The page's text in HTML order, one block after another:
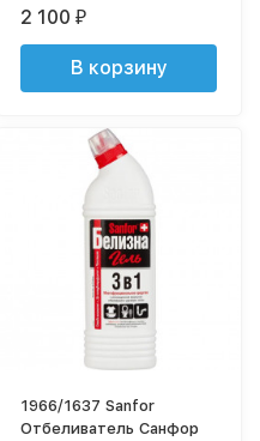
2 100₽
В корзину
1966/1637 Sanfor
Отбеливатель Санфор